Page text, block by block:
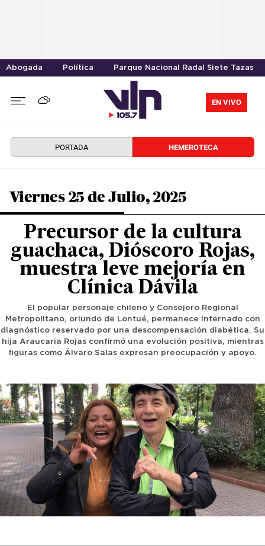
Abogada Política Parque Nacional Radal Siete Tazas
EN VIVO
PORTADA HEMEROTECA
Viernes 25 de Julio, 2025
Precursor de la cultura
guachaca, Dióscoro Rojas,
muestra leve mejoría en
Clínica Dávila
El popular personaje chileno y Consejero Regional
Metropolitano, oriundo de Lontué, permanece internado con
diagnóstico reservado por una descompensación diabética. Su
hija Araucaria Rojas confirmó una evolución positiva, mientras
figuras como Álvaro Salas expresan preocupación y apoyo.